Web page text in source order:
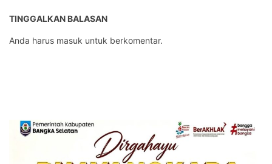
TINGGALKAN BALASAN
Anda harus masuk untuk berkomentar.